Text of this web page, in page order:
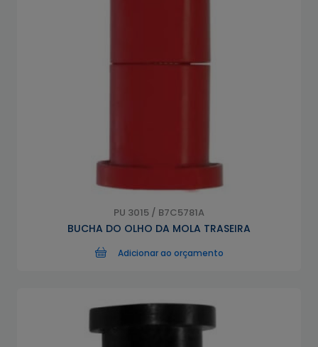
PU 3015 / B7C5781A
BUCHA DO OLHO DA MOLA TRASEIRA
Adicionar ao orçamento